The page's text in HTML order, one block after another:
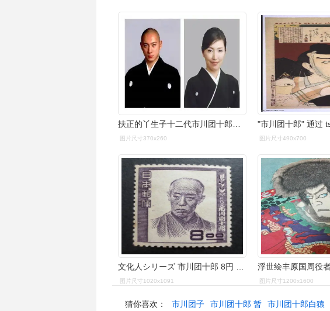
扶正的丫生子十二代市川团十郎膝下人丁还是不旺,只得一子一女.
图片尺寸370x260 图片尺寸490x700
文化人シリーズ 市川团十郎 8円 1950年 :未使用 no1
图片尺寸1020x1091 图片尺寸1200x1600
猜你喜欢： 市川团子 市川团十郎 暂 市川团十郎白猿